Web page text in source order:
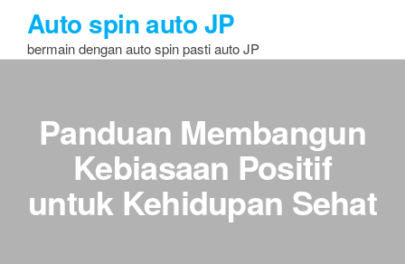
the
Auto spin auto JP
bermain dengan auto spin pasti auto JP
Panduan Membangun
Kebiasaan Positif
untuk Kehidupan Sehat